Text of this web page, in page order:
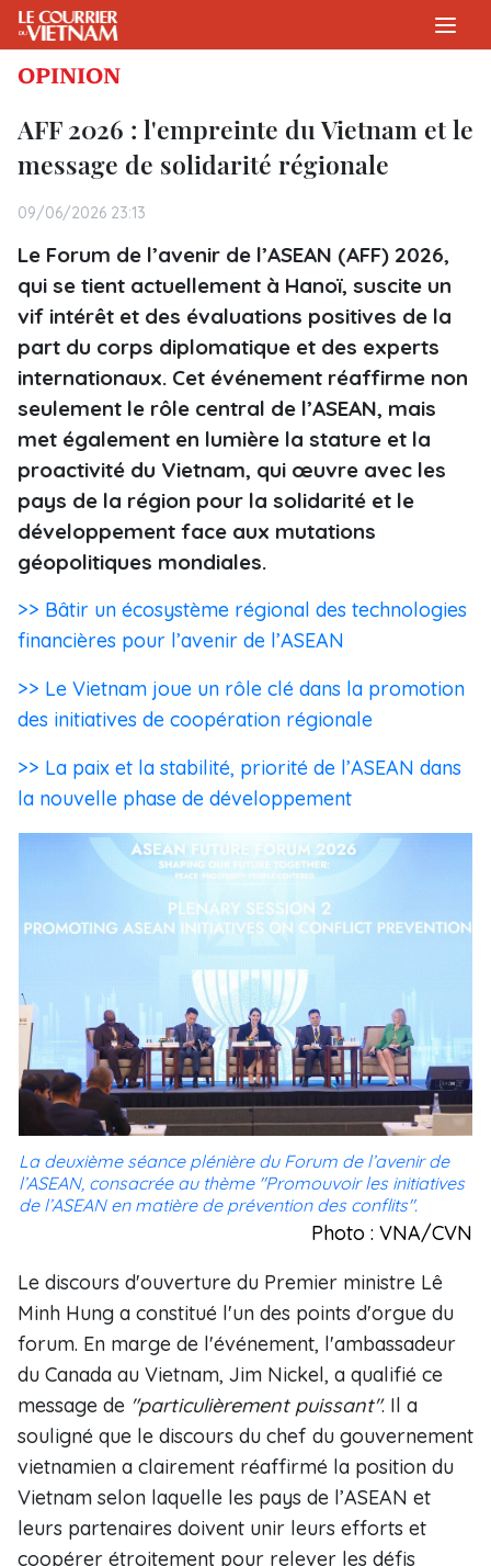
OPINION
AFF 2026 : l'empreinte du Vietnam et le
message de solidarité régionale
09/06/2026 23:13
Le Forum de l’avenir de l’ASEAN (AFF) 2026,
qui se tient actuellement à Hanoï, suscite un
vif intérêt et des évaluations positives de la
part du corps diplomatique et des experts
internationaux. Cet événement réaffirme non
seulement le rôle central de l’ASEAN, mais
met également en lumière la stature et la
proactivité du Vietnam, qui œuvre avec les
pays de la région pour la solidarité et le
développement face aux mutations
géopolitiques mondiales.
>> Bâtir un écosystème régional des technologies
financières pour l’avenir de l’ASEAN
>> Le Vietnam joue un rôle clé dans la promotion
des initiatives de coopération régionale
>> La paix et la stabilité, priorité de l’ASEAN dans
la nouvelle phase de développement
La deuxième séance plénière du Forum de l’avenir de
l’ASEAN, consacrée au thème "Promouvoir les initiatives
de l’ASEAN en matière de prévention des conflits".
Photo : VNA/CVN
Le discours d'ouverture du Premier ministre Lê
Minh Hung a constitué l'un des points d'orgue du
forum. En marge de l'événement, l'ambassadeur
du Canada au Vietnam, Jim Nickel, a qualifié ce
message de "particulièrement puissant". Il a
souligné que le discours du chef du gouvernement
vietnamien a clairement réaffirmé la position du
Vietnam selon laquelle les pays de l’ASEAN et
leurs partenaires doivent unir leurs efforts et
coopérer étroitement pour relever les défis